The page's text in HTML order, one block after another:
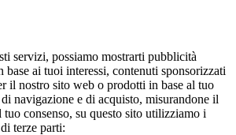
servizi, possiamo mostrarti pubblicità
base ai tuoi interessi, contenuti sponsorizzati
il nostro sito web o prodotti in base al tuo
navigazione e di acquisto, misurandone il
tuo consenso, su questo sito utilizziamo i
terze parti: